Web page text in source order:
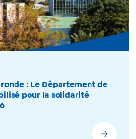
: Le Département de
pour la solidarité